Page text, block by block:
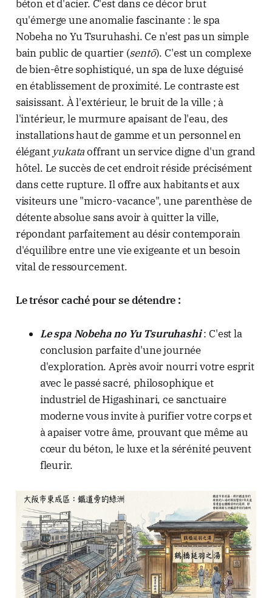
béton et d'acier. C'est dans ce décor brut
qu'émerge une anomalie fascinante : le spa
Nobeha no Yu Tsuruhashi. Ce n'est pas un simple
bain public de quartier (sentō). C'est un complexe
de bien-être sophistiqué, un spa de luxe déguisé
en établissement de proximité. Le contraste est
saisissant. À l'extérieur, le bruit de la ville ; à
l'intérieur, le murmure apaisant de l'eau, des
installations haut de gamme et un personnel en
élégant yukataoffrant un service digne d'un grand
hôtel. Le succès de cet endroit réside précisément
dans cette rupture. Il offre aux habitants et aux
visiteurs une "micro-vacance", une parenthèse de
détente absolue sans avoir à quitter la ville,
répondant parfaitement au désir contemporain
d'équilibre entre une vie exigeante et un besoin
vital de ressourcement.
Le trésor caché pour se détendre :
Le spa Nobeha no Yu Tsuruhashi: C'est la
conclusion parfaite d'une journée
d'exploration. Après avoir nourri votre esprit
avec le passé sacré, philosophique et
industriel de Higashinari, ce sanctuaire
moderne vous invite à purifier votre corps et
à apaiser votre âme, prouvant que même au
cœur du béton, le luxe et la sérénité peuvent
fleurir.